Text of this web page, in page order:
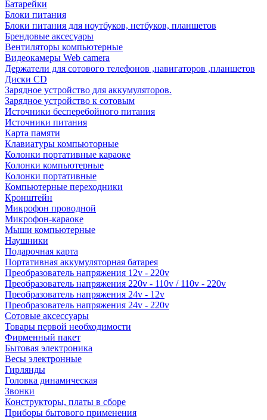
Батарейки
Блоки питания
Блоки питания для ноутбуков, нетбуков, планшетов
Брендовые аксесуары
Вентиляторы компьютерные
Видеокамеры Web camera
Держатели для сотового телефонов ,навигаторов ,планшетов
Диски CD
Зарядное устройство для аккумуляторов.
Зарядное устройство к сотовым
Источники бесперебойного питания
Источники питания
Карта памяти
Клавиатуры компьюторные
Колонки портативные караоке
Колонки компьютерные
Колонки портативные
Компьютерные переходники
Кронштейн
Микрофон проводной
Микрофон-караоке
Мыши компьютерные
Наушники
Подарочная карта
Портативная аккумуляторная батарея
Преобразователь напряжения 12v - 220v
Преобразователь напряжения 220v - 110v / 110v - 220v
Преобразователь напряжения 24v - 12v
Преобразователь напряжения 24v - 220v
Сотовые аксессуары
Товары первой необходимости
Фирменный пакет
Бытовая электроника
Весы электронные
Гирлянды
Головка динамическая
Звонки
Конструкторы, платы в сборе
Приборы бытового применения